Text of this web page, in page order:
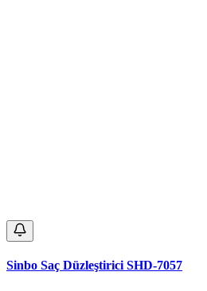
Sinbo Saç Düzleştirici SHD-7057